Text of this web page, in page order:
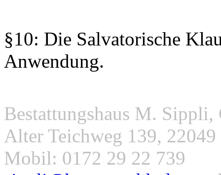
§10: Die Salvatorische
Anwendung.
Bestattungshaus M.
Alter Teichweg 139,
Mobil: 0172 29 22 739